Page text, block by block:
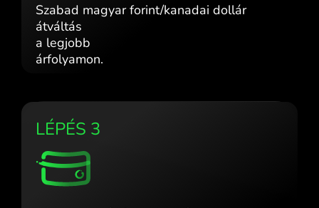
Szabad magyar forint/kanadai dollár
átváltás
a legjobb
árfolyamon.
LÉPÉS 3